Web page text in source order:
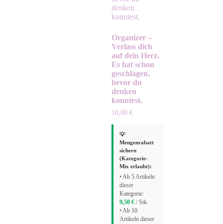
Organizer –
Verlass dich
auf dein Herz.
Es hat schon
geschlagen,
bevor du
denken
konntest.
10,00 €
💡
Mengenrabatt
sichern
(Kategorie-
Mix erlaubt):
• Ab 5 Artikeln
dieser
Kategorie:
9,50 € / Stk.
• Ab 10
Artikeln dieser